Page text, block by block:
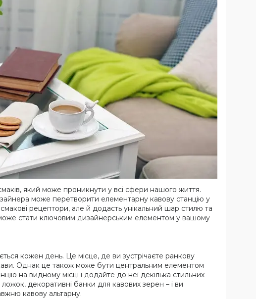
який може проникнути у всі сфери нашого життя.
може перетворити елементарну кавову станцію у
рецептори, але й додасть унікальний шар стилю та
стати ключовим дизайнерським елементом у вашому
кожен день. Це місце, де ви зустрічаєте ранкову
Однак це також може бути центральним елементом
на видному місці і додайте до неї декілька стильних
декоративні банки для кавових зерен – і ви
кавову альтарну.